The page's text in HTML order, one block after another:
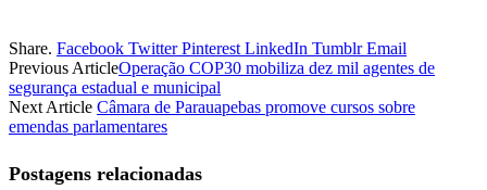
Share. Facebook Twitter Pinterest LinkedIn Tumblr Email
Previous ArticleOperação COP30 mobiliza dez mil agentes de
segurança estadual e municipal
Next Article Câmara de Parauapebas promove cursos sobre
emendas parlamentares
Postagens relacionadas